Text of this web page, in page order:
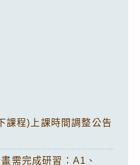
課程)上課時間調整公告
需完成研習：A1、